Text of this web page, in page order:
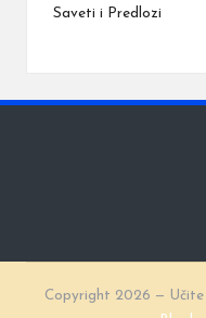
Saveti i Predlozi
Copyright 2026 — Učite